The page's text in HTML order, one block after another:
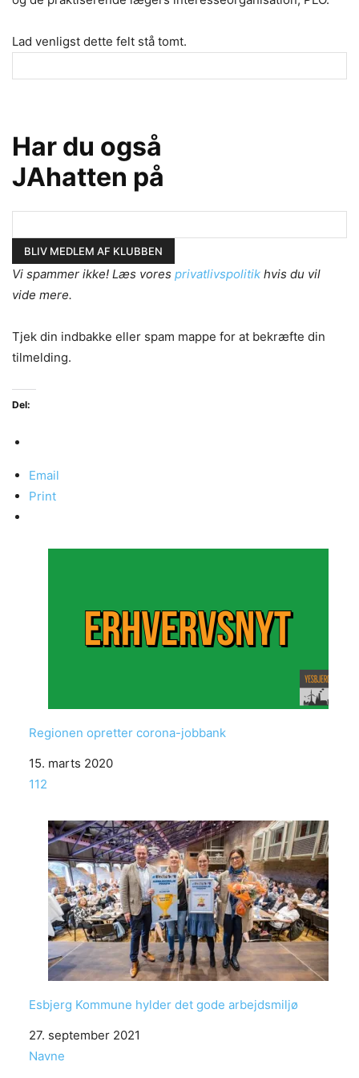
Lad venligst dette felt stå tomt.
Har du også
JAhatten på
Vi spammer ikke! Læs vores privatlivspolitik hvis du vil
vide mere.
Tjek din indbakke eller spam mappe for at bekræfte din
tilmelding.
Del:
Email
Print
Regionen opretter corona-jobbank
Date
15. marts 2020
In relation to
112
Esbjerg Kommune hylder det gode arbejdsmiljø
Date
27. september 2021
In relation to
Navne